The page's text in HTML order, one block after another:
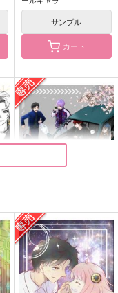
LIKE A BULLET！
とろみタツタ
715円 （税込）
神家×麻波麗
サンプル
カート
LIKE A BULLET！
とろみタツタ
セール中 専売
715円 （税込）